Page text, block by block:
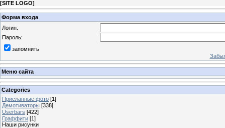
[SITE LOGO]
Форма входа
Логин:
Пароль:
запомнить
Меню сайта
Categories
Присланные фото [1]
Демотиваторы [338]
Userbars [422]
Граффити [1]
Наши рисунки